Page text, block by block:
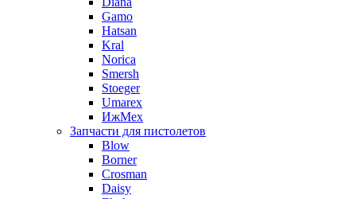
Gamo
Hatsan
Kral
Norica
Smersh
Stoeger
Umarex
ИжМех
Запчасти для пистолетов
Blow
Borner
Crosman
Daisy